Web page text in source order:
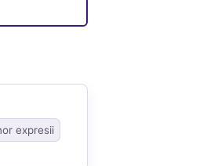
expresii